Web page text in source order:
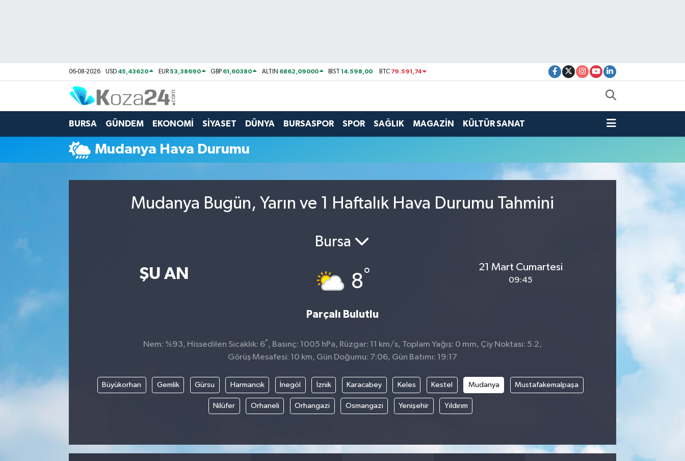
06-08-2026 USD 45,43620 EUR53,38690 GBP 61,60380 ALTIN 6862,09000 BİST14.598,00 BTC 79.591,74
BURSA GÜNDEM EKONOMİ SİYASET DÜNYA BURSASPOR SPOR SAĞLIK MAGAZİN KÜLTÜR SANAT
Mudanya Hava Durumu
Mudanya Bugün, Yarın ve 1 Haftalık Hava Durumu Tahmini
ŞU AN
Bursa
8°
Parçalı Bulutlu
21 Mart Cumartesi
09:45
Nem: %93, Hissedilen Sıcaklık: 6° , Basınç: 1005 hPa, Rüzgar: 11 km/s, Toplam Yağış: 0 mm, Çiy Noktası: 5.2,
Görüş Mesafesi: 10 km, Gün Doğumu: 7:06, Gün Batımı: 19:17
Büyükorhan Gemlik Gürsu Harmancık İnegöl İznik Karacabey Keles Kestel Mudanya Mustafakemalpaşa
Nilüfer Orhaneli Orhangazi Osmangazi Yenişehir Yıldırım
Bursa Namaz Vakitleri
Bursa Trafik Yoğunluk Haritası
Süper Lig Puan Durumu ve Fikstür